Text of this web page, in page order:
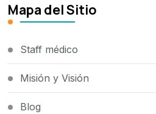
Mapa del Sitio
Staff médico
Misión y Visión
Blog